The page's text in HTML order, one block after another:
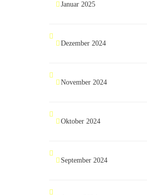
Januar 2025
Dezember 2024
November 2024
Oktober 2024
September 2024